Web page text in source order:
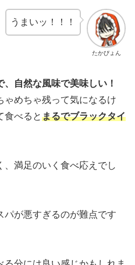
たかぴょん
うまいッ！！！
自然な風味で美味しい！
ゃめちゃ残って気になるけ
食べるとまるでブラックタイ
満足のいく食べ応えでし
パが悪すぎるのが難点です